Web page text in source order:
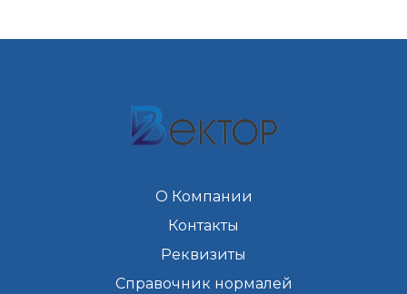
О Компании
Контакты
Реквизиты
Справочник нормалей